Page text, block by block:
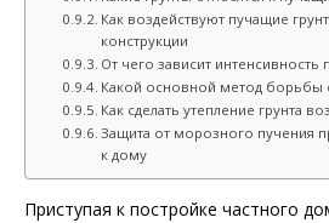
Как воздействуют пучащие
конструкции
От чего зависит интенсивность
Какой основной метод борьбы
Как сделать утепление грунта
Защита от морозного пучения
к дому
Приступая к постройке частного